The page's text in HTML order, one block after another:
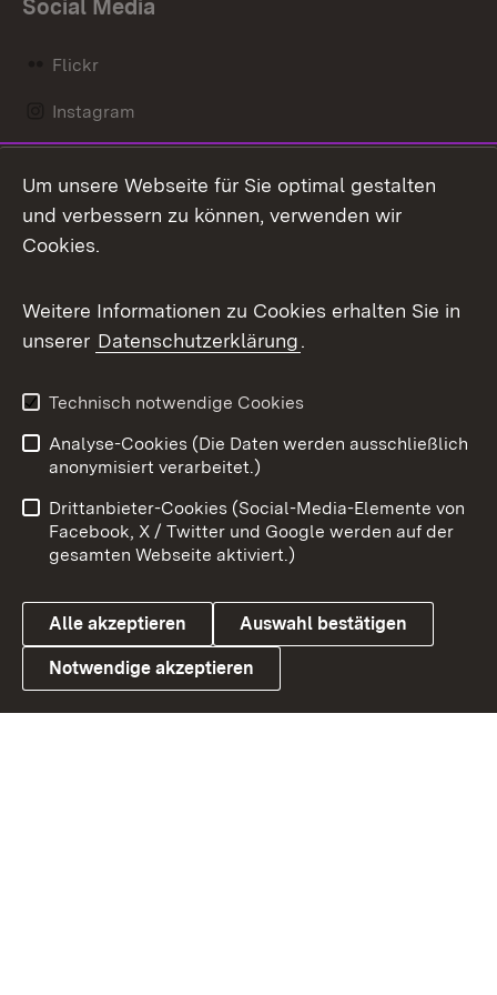
Social Media
Flickr
Instagram
Mastodon
Messenger
Social Wall
X / Twitter
Youtube
Link zum Landesportal
Benutzungshinweise
Barrierefreiheit
Datenschutz
Cookies
Um unsere Webseite für Sie optimal gestalten
und verbessern zu können, verwenden wir
Cookies.
Weitere Informationen zu Cookies erhalten Sie in
unserer Datenschutzerklärung.
Technisch notwendige Cookies
Analyse-Cookies (Die Daten werden ausschließlich
anonymisiert verarbeitet.)
Drittanbieter-Cookies (Social-Media-Elemente von
Facebook, X / Twitter und Google werden auf der
gesamten Webseite aktiviert.)
Alle akzeptieren Auswahl bestätigen
Notwendige akzeptieren